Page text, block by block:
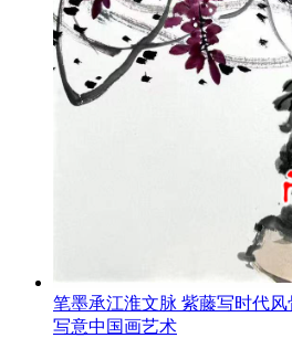
笔墨承江淮文脉 紫藤写时代
写意中国画艺术